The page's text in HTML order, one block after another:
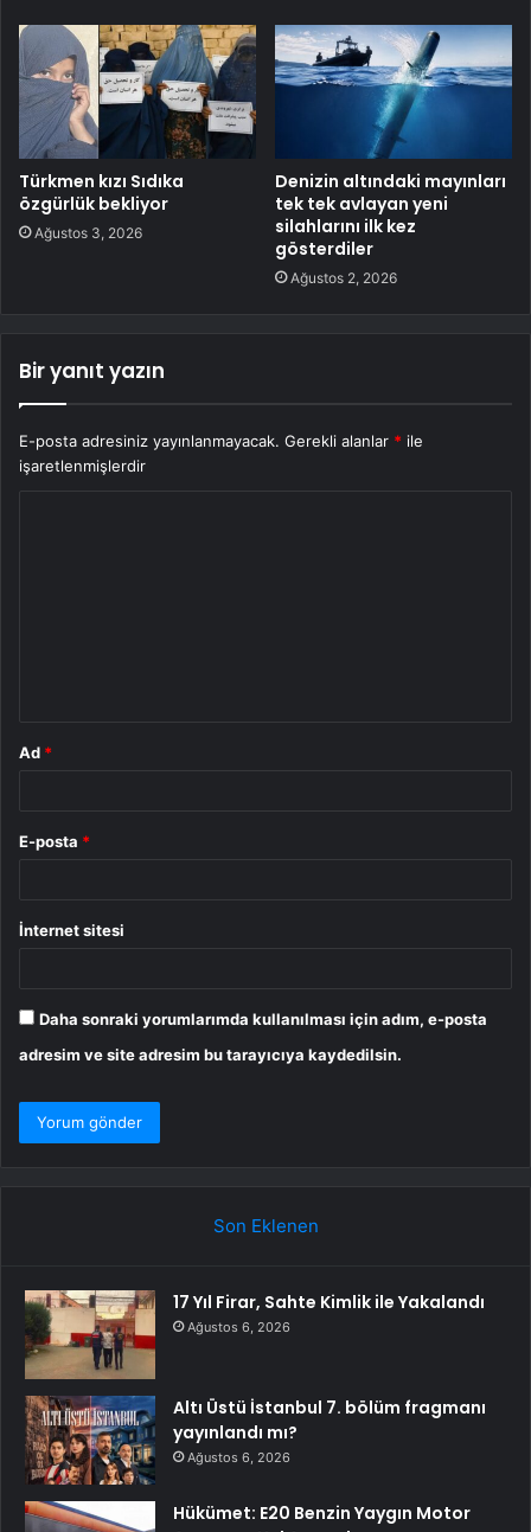
Türkmen kızı Sıdıka
özgürlük bekliyor
Ağustos 3, 2026
Denizin altındaki mayınları
tek tek avlayan yeni
silahlarını ilk kez
gösterdiler
Ağustos 2, 2026
Bir yanıt yazın
E-posta adresiniz yayınlanmayacak. Gerekli alanlar * ile
işaretlenmişlerdir
Ad *
E-posta *
İnternet sitesi
Daha sonraki yorumlarımda kullanılması için adım, e-posta
adresim ve site adresim bu tarayıcıya kaydedilsin.
Son Eklenen
17 Yıl Firar, Sahte Kimlik ile Yakalandı
Ağustos 6, 2026
Altı Üstü İstanbul 7. bölüm fragmanı
yayınlandı mı?
Ağustos 6, 2026
Hükümet: E20 Benzin Yaygın Motor